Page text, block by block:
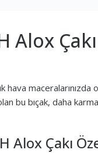
Alox
hava
bu bıçak, daha
Alox Çakı